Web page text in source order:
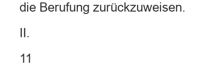
die Berufung zurückzuweisen.
II.
11